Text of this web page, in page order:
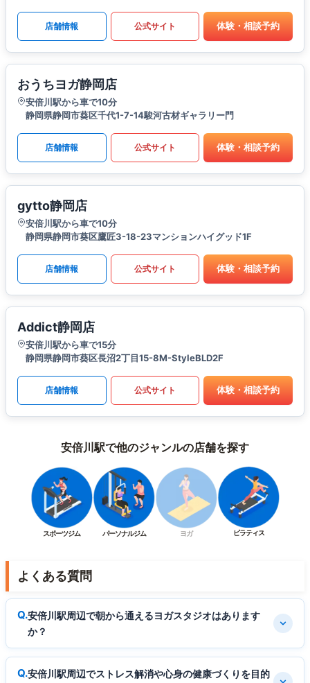
店舗情報 公式サイト 体験・相談予約
おうちヨガ静岡店
安倍川駅から車で10分
静岡県静岡市葵区千代1-7-14駿河古材ギャラリー門
店舗情報 公式サイト 体験・相談予約
gytto静岡店
安倍川駅から車で10分
静岡県静岡市葵区鷹匠3-18-23マンションハイグッド1F
店舗情報 公式サイト 体験・相談予約
Addict静岡店
安倍川駅から車で15分
静岡県静岡市葵区長沼2丁目15-8M-StyleBLD2F
店舗情報 公式サイト 体験・相談予約
安倍川駅で他のジャンルの店舗を探す
スポーツジム パーソナルジム ヨガ ピラティス
よくある質問
安倍川駅周辺で朝から通えるヨガスタジオはあります
か？
安倍川駅周辺でストレス解消や心身の健康づくりを目的